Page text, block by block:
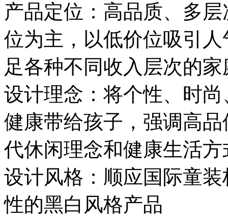
产品定位：高品质、多
位为主，以低价位吸引
足各种不同收入层次的家
设计理念：将个性、时
健康带给孩子，强调高
代休闲理念和健康生活
设计风格：顺应国际童
性的黑白风格产品